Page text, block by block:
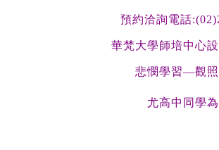
預約洽詢電話
華梵大學師培中心
悲憫學習—觀照
尤高中同學為